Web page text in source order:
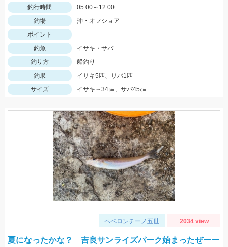
釣行時間
05:00～12:00
釣場
沖・オフショア
ポイント
釣魚
イサキ・サバ
釣り方
船釣り
釣果
イサキ5匹、サバ1匹
サイズ
イサキ～34㎝、サバ45㎝
ペペロンチーノ五世 2034 view
夏になったかな？ 吉良サンライズパーク始まったぜーー